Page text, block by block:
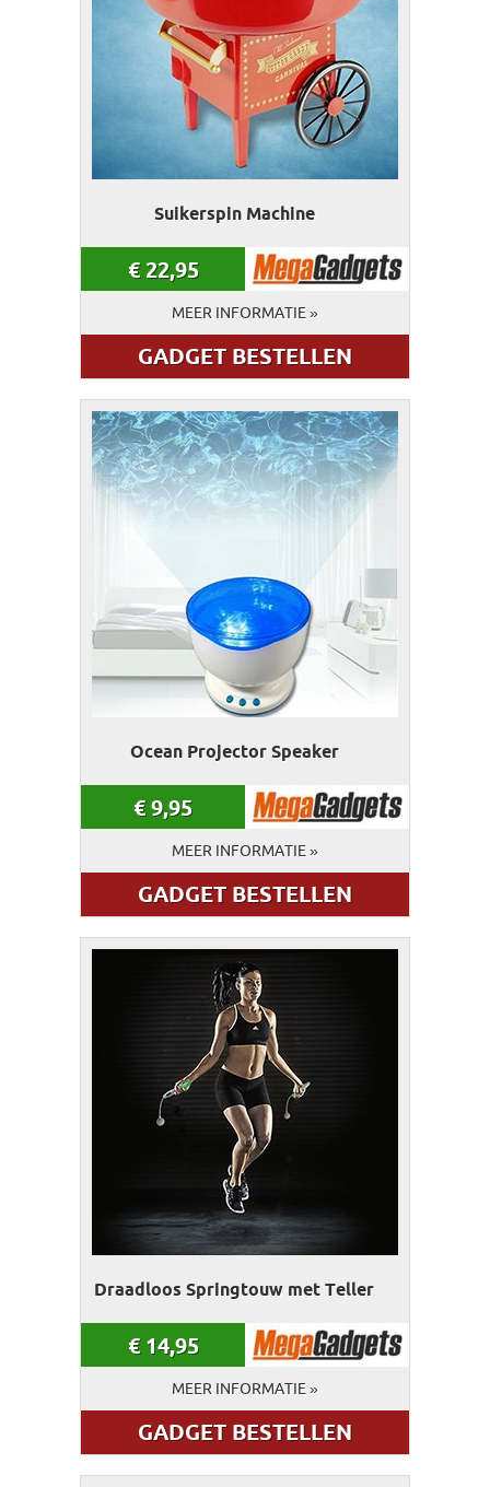
Suikerspin Machine
€ 22,95
MEER INFORMATIE »
GADGET BESTELLEN
Ocean Projector Speaker
€9,95
MEER INFORMATIE »
GADGET BESTELLEN
Draadloos Springtouw met Teller
€ 14,95
MEER INFORMATIE »
GADGET BESTELLEN